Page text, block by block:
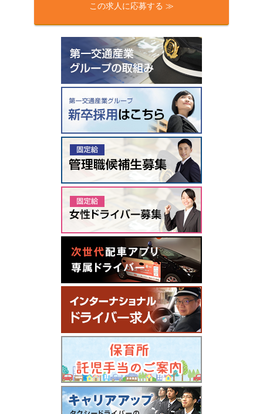
この求人に応募する ≫